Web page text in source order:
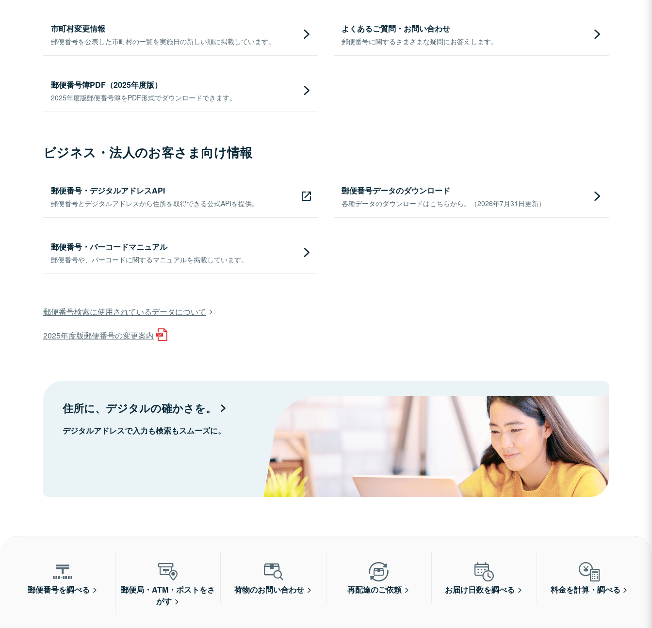
市町村変更情報
郵便番号を公表した市町村の一覧を実施日の新しい順に掲載しています。
よくあるご質問・お問い合わせ
郵便番号に関するさまざまな疑問にお答えします。
郵便番号簿PDF（2025年度版）
2025年度版郵便番号簿をPDF形式でダウンロードできます。
ビジネス・法人のお客さま向け情報
郵便番号・デジタルアドレスAPI
郵便番号とデジタルアドレスから住所を取得できる公式APIを提供。
郵便番号データのダウンロード
各種データのダウンロードはこちらから。（2026年7月31日更新）
郵便番号・バーコードマニュアル
郵便番号や、バーコードに関するマニュアルを掲載しています。
郵便番号検索に使用されているデータについて
2025年度版郵便番号の変更案内
住所に、デジタルの確かさを。
デジタルアドレスで入力も検索もスムーズに。
郵便番号を調べる
郵便局・ATM・ポストをさ
がす
荷物のお問い合わせ 再配達のご依頼 お届け日数を調べる 料金を計算・調べる